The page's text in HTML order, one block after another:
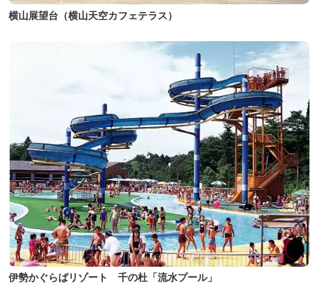
横山展望台（横山天空カフェテラス）
伊勢かぐらばリゾート 千の杜「流水プール」